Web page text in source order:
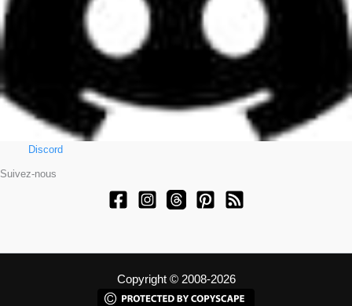
Discord
Suivez-nous
Copyright © 2008-2026